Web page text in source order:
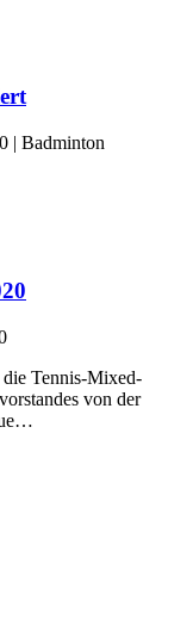
| Badminton
Tennis-Mixed-
von der